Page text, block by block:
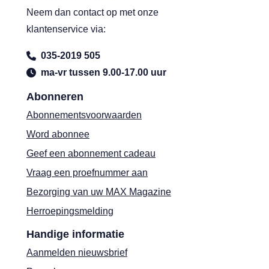
Abonneren
Abonnementsvoorwaarden
Word abonnee
Geef een abonnement cadeau
Vraag een proefnummer aan
Bezorging van uw MAX Magazine
Herroepingsmelding
Handige informatie
Aanmelden nieuwsbrief
Neem dan contact op met onze
klantenservice via:
035-2019 505
ma-vr tussen 9.00-17.00 uur